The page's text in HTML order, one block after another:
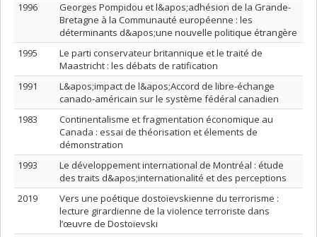
1996
Georges Pompidou et l&apos;adhésion de la Grande-
Bretagne à la Communauté européenne : les
déterminants d&apos;une nouvelle politique étrangère
1995
Le parti conservateur britannique et le traité de
Maastricht : les débats de ratification
1991
L&apos;impact de l&apos;Accord de libre-échange
canado-américain sur le système fédéral canadien
1983
Continentalisme et fragmentation économique au
Canada : essai de théorisation et élements de
démonstration
1993
Le développement international de Montréal : étude
des traits d&apos;internationalité et des perceptions
2019
Vers une poétique dostoïevskienne du terrorisme :
lecture girardienne de la violence terroriste dans
l’œuvre de Dostoïevski